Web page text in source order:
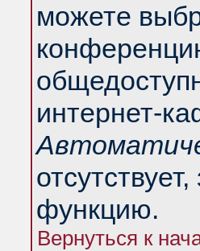
можете
интернет-
функцию.
Вернуться к